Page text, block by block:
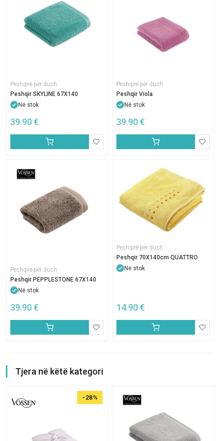
Peshqirë për dush
Peshqir SKYLINE 67X140
Në stok
39.90 €
Peshqirë për dush
Peshqir Viola
Në stok
39.90 €
Peshqirë për dush
Peshqir PEPPLESTONE 67X140
Në stok
39.90 €
Peshqirë për dush
Peshqir 70X140cm QUATTRO
Në stok
14.90 €
Tjera në këtë kategori
-28%